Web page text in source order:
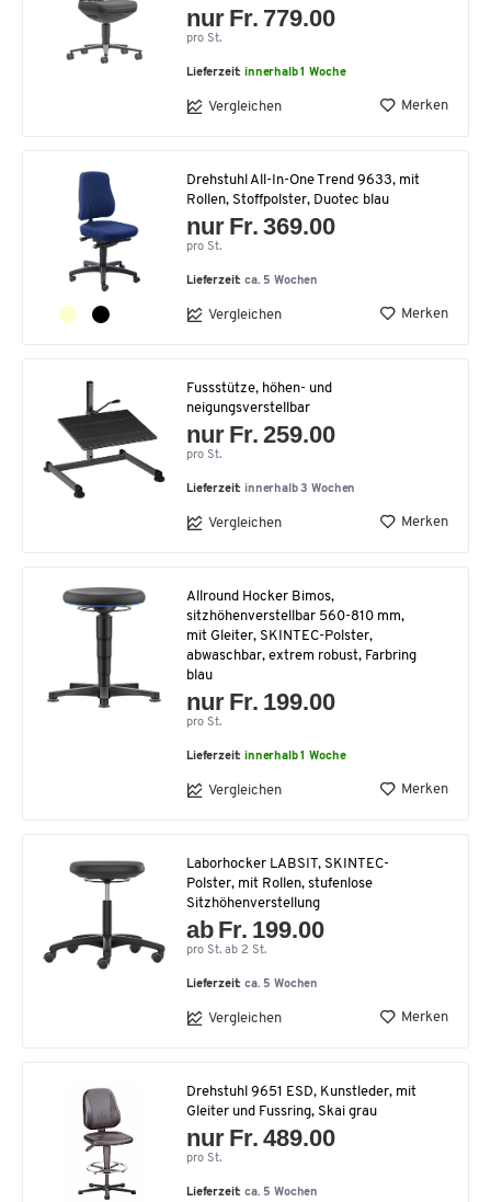
nur Fr. 779.00
pro St.
Lieferzeit:innerhalb 1 Woche
Vergleichen Merken
Drehstuhl All-In-One Trend 9633, mit
Rollen, Stoffpolster, Duotec blau
nur Fr. 369.00
pro St.
Lieferzeit:ca. 5 Wochen
Vergleichen Merken
Fussstütze, höhen- und
neigungsverstellbar
nur Fr. 259.00
pro St.
Lieferzeit: innerhalb 3 Wochen
Vergleichen Merken
Allround Hocker Bimos,
sitzhöhenverstellbar 560-810 mm,
mit Gleiter, SKINTEC-Polster,
abwaschbar, extrem robust, Farbring
blau
nur Fr. 199.00
pro St.
Lieferzeit:innerhalb 1 Woche
Vergleichen Merken
Laborhocker LABSIT, SKINTEC-
Polster, mit Rollen, stufenlose
Sitzhöhenverstellung
ab Fr. 199.00
pro St. ab 2 St.
Lieferzeit:ca. 5 Wochen
Vergleichen Merken
Drehstuhl 9651 ESD, Kunstleder, mit
Gleiter und Fussring, Skai grau
nur Fr. 489.00
pro St.
Lieferzeit:ca. 5 Wochen